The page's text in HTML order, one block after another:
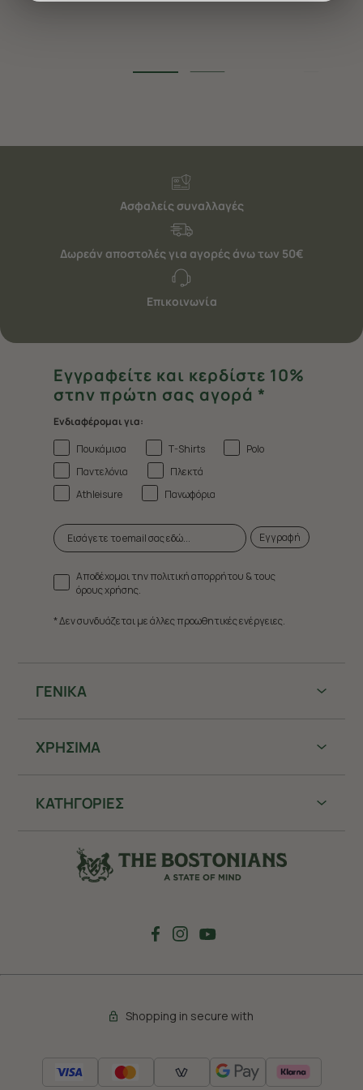
μέλλον. Εάν επιθυμείτε να μάθετε περισσότερα
Ασφαλείς συναλλαγές
Δωρεάν αποστολές για αγορές άνω των 50€
Επικοινωνία
ΓΕΝΙΚΑ
ΧΡHΣΙΜΑ
ΚΑΤΗΓΟΡΙΕΣ
Εγγραφείτε και κερδίστε 10%
στην πρώτη σας αγορά *
Ενδιαφέρομαι για:
Πουκάμισα
T-Shirts
Polo
Παντελόνια
Πλεκτά
Athleisure
Πανωφόρια
Εγγραφή
Αποδέχομαι την πολιτική απορρήτου & τους
όρους χρήσης.
* Δεν συνδυάζεται με άλλες προωθητικές ενέργειες.
Shopping in secure with